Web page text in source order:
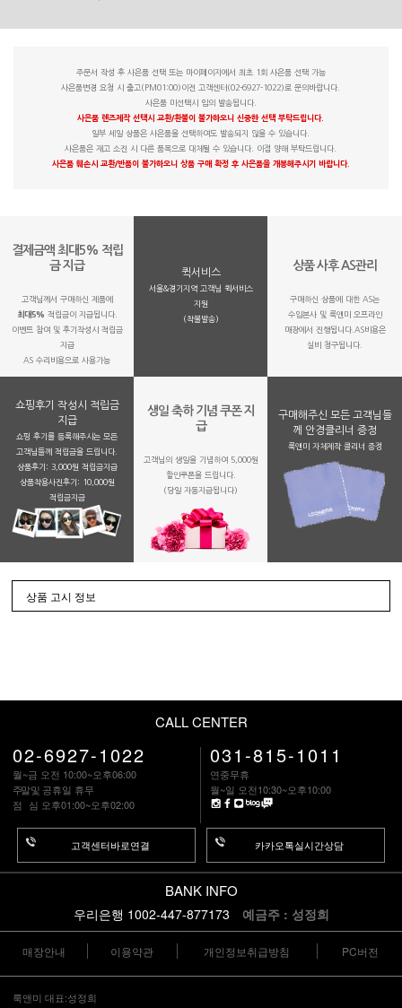
주문서 작성 후 사은품 선택 또는 마이페이지에서 최초 1회 사은품 선택 가능
사은품변경 요청 시 출고(PM01:00)이전 고객센터(02-6927-1022)로 문의바랍니다.
사은품 미선택시 임의 발송됩니다.
사은품 렌즈제작 선택시 교환/환불이 불가하오니 신중한 선택 부탁드립니다.
일부 세일 상품은 사은품을 선택하여도 발송되지 않을 수 있습니다.
사은품은 재고 소진 시 다른 품목으로 대체될 수 있습니다. 이점 양해 부탁드립니다.
사은품 훼손시 교환/반품이 불가하오니 상품 구매 확정 후 사은품을 개봉해주시기 바랍니다.
결제금액 최대5% 적립
금 지급
고객님께서 구매하신 제품에
최대5% 적립금이 지급됩니다.
이벤트 참여 및 후기작성시 적립금
지급
AS 수리비용으로 사용가능
퀵서비스
서울&경기지역 고객님 퀵서비스
지원
(착불발송)
상품 사후 AS관리
구매하신 상품에 대한 AS는
수입본사 및 룩앤미 오프라인
매장에서 진행됩니다.AS비용은
실비 청구됩니다.
쇼핑후기 작성시 적립금
지급
쇼핑 후기를 등록해주시는 모든
고객님들께 적립금을 드립니다.
상품후기: 3,000원 적립금지급
상품착용사진후기: 10,000원
적립금지금
생일 축하 기념 쿠폰 지
급
고객님의 생일을 기념하여 5,000원
할인쿠폰을 드립니다.
(당일 자동지급됩니다)
구매해주신 모든 고객님들
께 안경클리너 증정
룩앤미 자체제작 클리너 증정
상품 고시 정보
CALL CENTER
02-6927-1022
월~금 오전 10:00~오후06:00
주말및 공휴일 휴무
점 심 오후01:00~오후02:00
고객센터바로연결
031-815-1011
연중무휴
월~일 오전10:30~오후10:00
카카오톡실시간상담
BANK INFO
우리은행 1002-447-877173 예금주 : 성정희
매장안내 이용약관 개인정보취급방침 PC버전
룩앤미 대표:성정희